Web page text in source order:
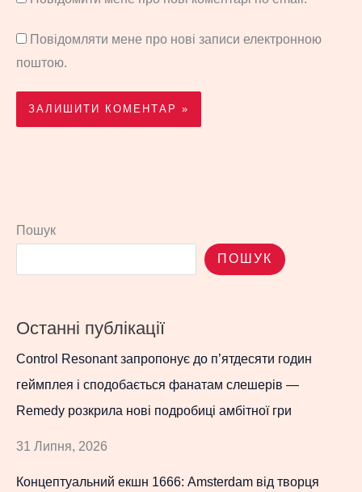
Повідомляти мене про нові записи електронною
поштою.
Пошук
ПОШУК
Останні публікації
Control Resonant запропонує до п’ятдесяти годин
геймплея і сподобається фанатам слешерів —
Remedy розкрила нові подробиці амбітної гри
31 Липня, 2026
Концептуальний екшн 1666: Amsterdam від творця